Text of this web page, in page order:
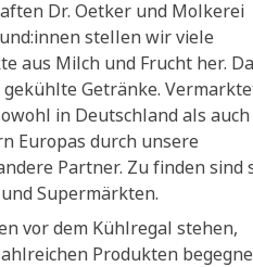
Dr. Oetker und Molkerei
stellen wir viele
aus Milch und Frucht her.
Getränke.
in Deutschland als
Europas durch unsere
Partner. Zu finden sind
Supermärkten.
vor dem Kühlregal stehen,
Produkten